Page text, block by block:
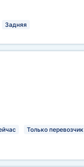
Задняя
Только перевозчик